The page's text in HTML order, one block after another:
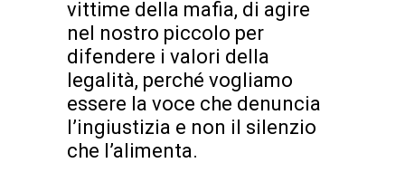
vittime della mafia, di agire
nel nostro piccolo per
difendere i valori della
legalità, perché vogliamo
essere la voce che denuncia
l’ingiustizia e non il silenzio
che l’alimenta.